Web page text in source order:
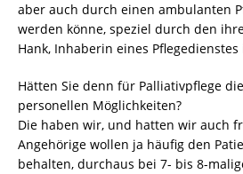
aber auch durch einen ambulanten
werden könne, speziel durch den
Hank, Inhaberin eines
Hätten Sie denn für Palliativpflege
personellen Möglichkeiten?
Die haben wir, und hatten wir auch
Angehörige wollen ja häufig den
behalten, durchaus bei 7- bis 8-